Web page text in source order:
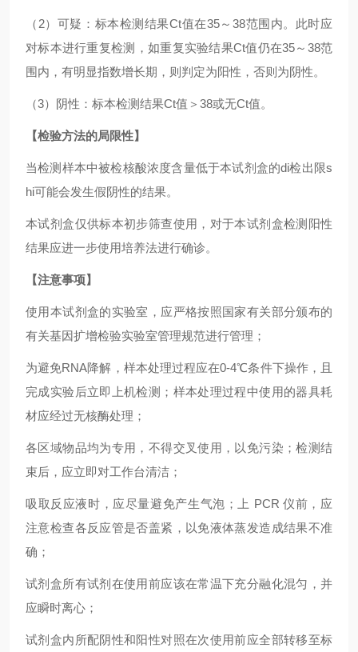
（2）可疑：标本检测结果Ct值在35～38范围内。此时应
对标本进行重复检测，如重复实验结果Ct值仍在35～38范
围内，有明显指数增长期，则判定为阳性，否则为阴性。
（3）阴性：标本检测结果Ct值＞38或无Ct值。
【检验方法的局限性】
当检测样本中被检核酸浓度含量低于本试剂盒的di检出限s
hi可能会发生假阴性的结果。
本试剂盒仅供标本初步筛查使用，对于本试剂盒检测阳性
结果应进一步使用培养法进行确诊。
【注意事项】
使用本试剂盒的实验室，应严格按照国家有关部分颁布的
有关基因扩增检验实验室管理规范进行管理；
为避免RNA降解，样本处理过程应在0-4℃条件下操作，且
完成实验后立即上机检测；样本处理过程中使用的器具耗
材应经过无核酶处理；
各区域物品均为专用，不得交叉使用，以免污染；检测结
束后，应立即对工作台清洁；
吸取反应液时，应尽量避免产生气泡；上 PCR 仪前，应
注意检查各反应管是否盖紧，以免液体蒸发造成结果不准
确；
试剂盒所有试剂在使用前应该在常温下充分融化混匀，并
应瞬时离心；
试剂盒内所配阴性和阳性对照在次使用前应全部转移至标